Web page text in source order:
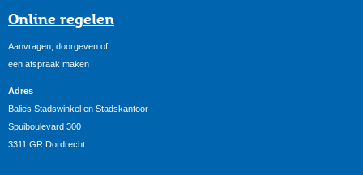
Online regelen
Aanvragen, doorgeven of
een afspraak maken
Adres
Balies Stadswinkel en Stadskantoor
Spuiboulevard 300
3311 GR Dordrecht